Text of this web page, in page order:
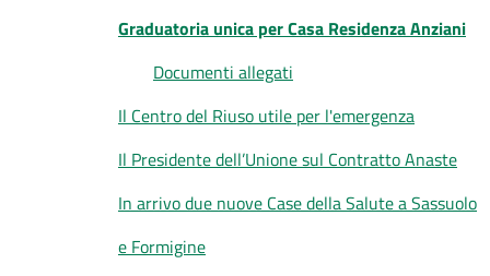
Graduatoria unica per Casa Residenza Anziani
Documenti allegati
Il Centro del Riuso utile per l'emergenza
Il Presidente dell’Unione sul Contratto Anaste
In arrivo due nuove Case della Salute a Sassuolo
e Formigine